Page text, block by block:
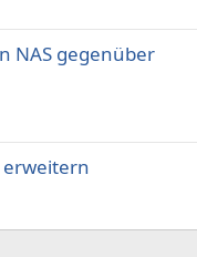
NAS gegenüber
erweitern